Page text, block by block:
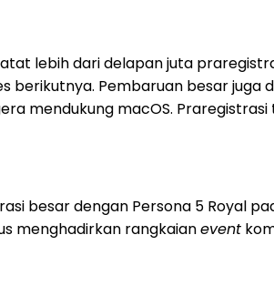
lebih dari delapan juta
berikutnya. Pembaruan besar juga
mendukung macOS.
besar dengan Persona 5 Royal
menghadirkan rangkaianevent